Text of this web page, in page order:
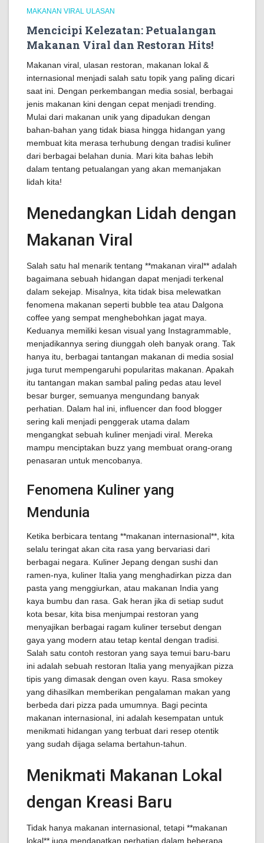
MAKANAN VIRAL ULASAN
Mencicipi Kelezatan: Petualangan
Makanan Viral dan Restoran Hits!
Makanan viral, ulasan restoran, makanan lokal &
internasional menjadi salah satu topik yang paling dicari
saat ini. Dengan perkembangan media sosial, berbagai
jenis makanan kini dengan cepat menjadi trending.
Mulai dari makanan unik yang dipadukan dengan
bahan-bahan yang tidak biasa hingga hidangan yang
membuat kita merasa terhubung dengan tradisi kuliner
dari berbagai belahan dunia. Mari kita bahas lebih
dalam tentang petualangan yang akan memanjakan
lidah kita!
Menedangkan Lidah dengan
Makanan Viral
Salah satu hal menarik tentang **makanan viral** adalah
bagaimana sebuah hidangan dapat menjadi terkenal
dalam sekejap. Misalnya, kita tidak bisa melewatkan
fenomena makanan seperti bubble tea atau Dalgona
coffee yang sempat menghebohkan jagat maya.
Keduanya memiliki kesan visual yang Instagrammable,
menjadikannya sering diunggah oleh banyak orang. Tak
hanya itu, berbagai tantangan makanan di media sosial
juga turut mempengaruhi popularitas makanan. Apakah
itu tantangan makan sambal paling pedas atau level
besar burger, semuanya mengundang banyak
perhatian. Dalam hal ini, influencer dan food blogger
sering kali menjadi penggerak utama dalam
mengangkat sebuah kuliner menjadi viral. Mereka
mampu menciptakan buzz yang membuat orang-orang
penasaran untuk mencobanya.
Fenomena Kuliner yang
Mendunia
Ketika berbicara tentang **makanan internasional**, kita
selalu teringat akan cita rasa yang bervariasi dari
berbagai negara. Kuliner Jepang dengan sushi dan
ramen-nya, kuliner Italia yang menghadirkan pizza dan
pasta yang menggiurkan, atau makanan India yang
kaya bumbu dan rasa. Gak heran jika di setiap sudut
kota besar, kita bisa menjumpai restoran yang
menyajikan berbagai ragam kuliner tersebut dengan
gaya yang modern atau tetap kental dengan tradisi.
Salah satu contoh restoran yang saya temui baru-baru
ini adalah sebuah restoran Italia yang menyajikan pizza
tipis yang dimasak dengan oven kayu. Rasa smokey
yang dihasilkan memberikan pengalaman makan yang
berbeda dari pizza pada umumnya. Bagi pecinta
makanan internasional, ini adalah kesempatan untuk
menikmati hidangan yang terbuat dari resep otentik
yang sudah dijaga selama bertahun-tahun.
Menikmati Makanan Lokal
dengan Kreasi Baru
Tidak hanya makanan internasional, tetapi **makanan
lokal** juga mendapatkan perhatian dalam beberapa